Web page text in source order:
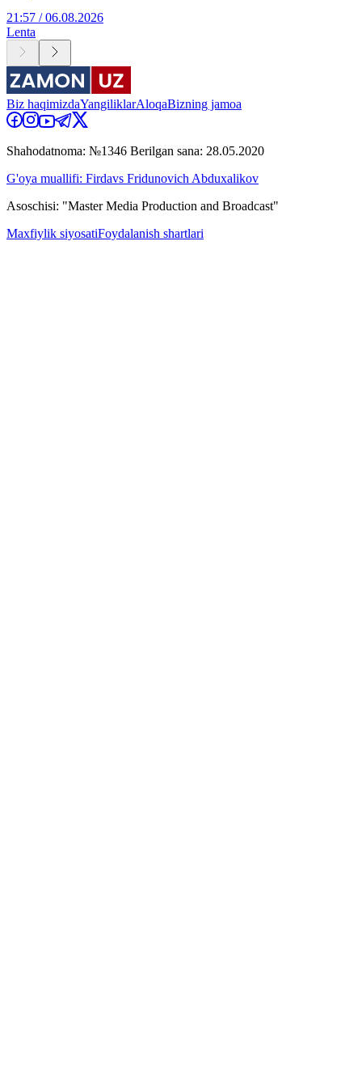
21:57 / 06.08.2026
Lenta
Biz haqimizdaYangiliklarAloqaBizning jamoa
Shahodatnoma: №1346 Berilgan sana: 28.05.2020
G'oya muallifi: Firdavs Fridunovich Abduxalikov
Asoschisi: "Master Media Production and Broadcast"
Maxfiylik siyosatiFoydalanish shartlari